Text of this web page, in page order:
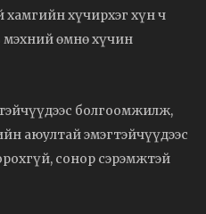
хамгийн хүчирхэг хүн ч
мэхний өмнө хүчин
болгоомжилж,
аюултай эмэгтэйчүүдээс
сонор сэрэмжтэй